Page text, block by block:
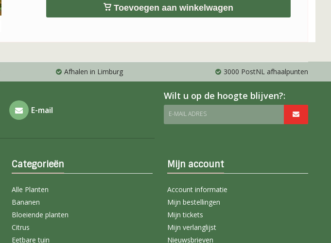
Toevoegen aan winkelwagen
Afhalen in Limburg 3000 PostNL afhaalpunten
E-mail
Wilt u op de hoogte blijven?:
E-MAIL ADRES
Categorieën
Alle Planten
Bananen
Bloeiende planten
Citrus
Eetbare tuin
Mijn account
Account informatie
Mijn bestellingen
Mijn tickets
Mijn verlanglijst
Nieuwsbrieven